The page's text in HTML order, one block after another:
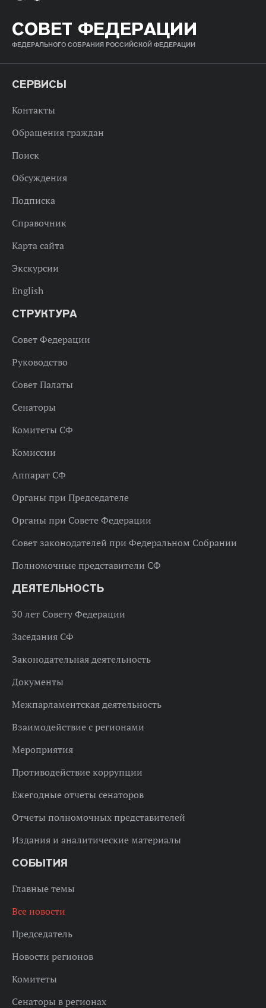
СОВЕТ ФЕДЕРАЦИИ
ФЕДЕРАЛЬНОГО СОБРАНИЯ РОССИЙСКОЙ ФЕДЕРАЦИИ
СЕРВИСЫ
Контакты
Обращения граждан
Поиск
Обсуждения
Подписка
Справочник
Карта сайта
Экскурсии
English
СТРУКТУРА
Совет Федерации
Руководство
Совет Палаты
Сенаторы
Комитеты СФ
Комиссии
Аппарат СФ
Органы при Председателе
Органы при Совете Федерации
Совет законодателей при Федеральном Собрании
Полномочные представители СФ
ДЕЯТЕЛЬНОСТЬ
30 лет Совету Федерации
Заседания СФ
Законодательная деятельность
Документы
Межпарламентская деятельность
Взаимодействие с регионами
Мероприятия
Противодействие коррупции
Ежегодные отчеты сенаторов
Отчеты полномочных представителей
Издания и аналитические материалы
СОБЫТИЯ
Главные темы
Все новости
Председатель
Новости регионов
Комитеты
Сенаторы в регионах